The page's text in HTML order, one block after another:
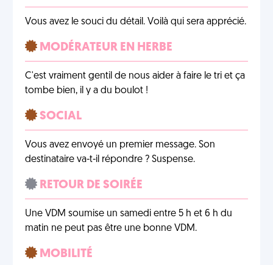
Vous avez le souci du détail. Voilà qui sera apprécié.
MODÉRATEUR EN HERBE
C'est vraiment gentil de nous aider à faire le tri et ça
tombe bien, il y a du boulot !
SOCIAL
Vous avez envoyé un premier message. Son
destinataire va-t-il répondre ? Suspense.
RETOUR DE SOIRÉE
Une VDM soumise un samedi entre 5 h et 6 h du
matin ne peut pas être une bonne VDM.
MOBILITÉ